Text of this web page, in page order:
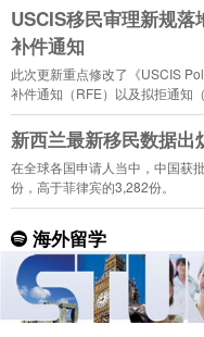
USCIS移民审理新规
补件通知
此次更新重点修改了《USCIS
补件通知（RFE）以及拟拒通知
新西兰最新移民数据
在全球各国申请人当中，中国获
份，高于菲律宾的3,282份。
海外留学